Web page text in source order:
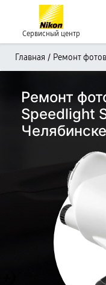
Сервисный центр
Главная / Ремонт
Ремонт
Speedlight
Челябинске